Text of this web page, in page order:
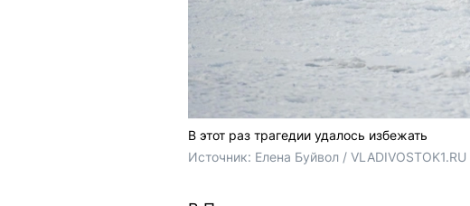
В этот раз трагедии удалось избежать
Источник: Елена Буйвол / VLADIVOSTOK1.RU